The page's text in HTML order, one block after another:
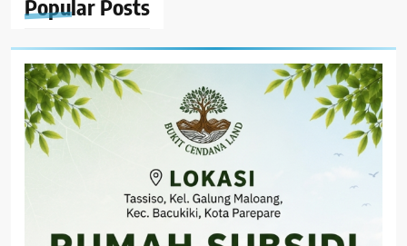
Popular Posts